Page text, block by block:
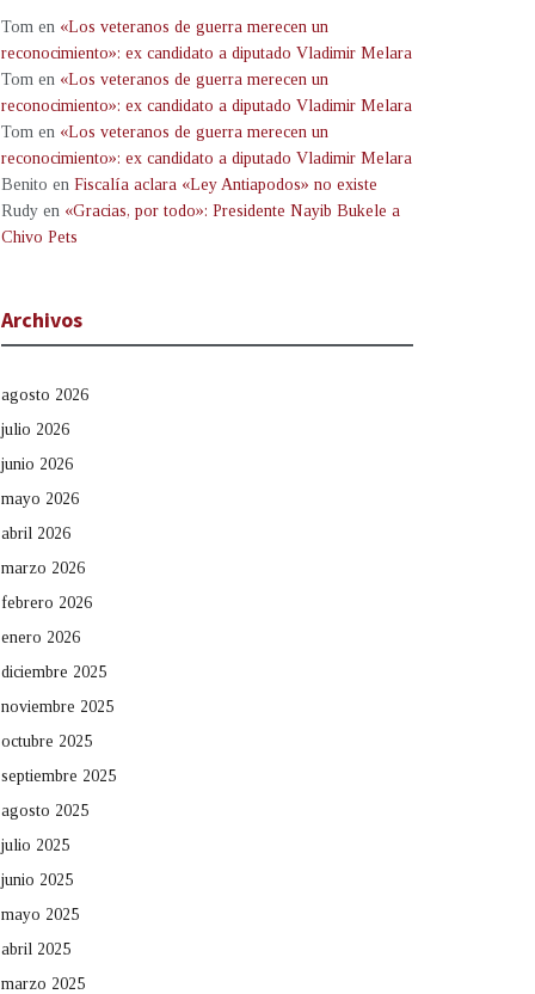
Tom en «Los veteranos de guerra merecen un
reconocimiento»: ex candidato a diputado Vladimir Melara
Tom en «Los veteranos de guerra merecen un
reconocimiento»: ex candidato a diputado Vladimir Melara
Tom en «Los veteranos de guerra merecen un
reconocimiento»: ex candidato a diputado Vladimir Melara
Benito en Fiscalía aclara «Ley Antiapodos» no existe
Rudy en «Gracias, por todo»: Presidente Nayib Bukele a
Chivo Pets
Archivos
agosto 2026
julio 2026
junio 2026
mayo 2026
abril 2026
marzo 2026
febrero 2026
enero 2026
diciembre 2025
noviembre 2025
octubre 2025
septiembre 2025
agosto 2025
julio 2025
junio 2025
mayo 2025
abril 2025
marzo 2025